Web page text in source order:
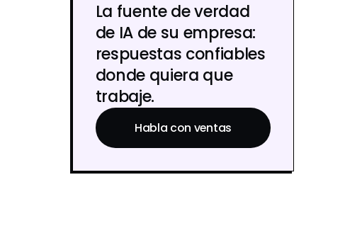
La fuente de verdad
de IA de su empresa:
respuestas confiables
donde quiera que
trabaje.
Habla con ventas